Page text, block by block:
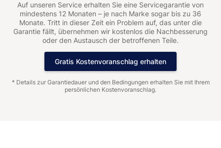
Auf unseren Service erhalten Sie eine Servicegarantie von
mindestens 12 Monaten – je nach Marke sogar bis zu 36
Monate. Tritt in dieser Zeit ein Problem auf, das unter die
Garantie fällt, übernehmen wir kostenlos die Nachbesserung
oder den Austausch der betroffenen Teile.
Gratis Kostenvoranschlag erhalten
* Details zur Garantiedauer und den Bedingungen erhalten Sie mit Ihrem
persönlichen Kostenvoranschlag.